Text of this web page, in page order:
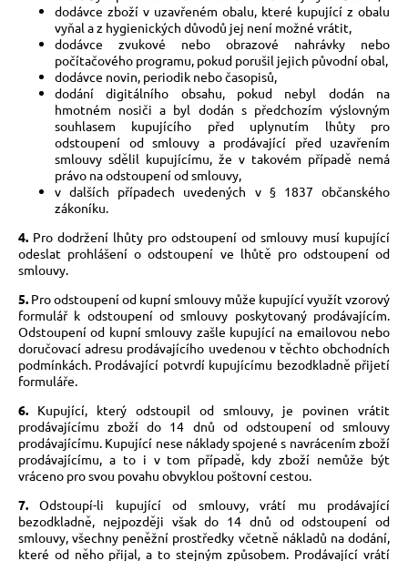
dodávce zboží v uzavřeném obalu, které kupující z obalu
vyňal a z hygienických důvodů jej není možné vrátit,
dodávce zvukové nebo obrazové nahrávky nebo
počítačového programu, pokud porušil jejich původní obal,
dodávce novin, periodik nebo časopisů,
dodání digitálního obsahu, pokud nebyl dodán na
hmotném nosiči a byl dodán s předchozím výslovným
souhlasem kupujícího před uplynutím lhůty pro
odstoupení od smlouvy a prodávající před uzavřením
smlouvy sdělil kupujícímu, že v takovém případě nemá
právo na odstoupení od smlouvy,
v dalších případech uvedených v § 1837 občanského
zákoníku.
4. Pro dodržení lhůty pro odstoupení od smlouvy musí kupující
odeslat prohlášení o odstoupení ve lhůtě pro odstoupení od
smlouvy.
5. Pro odstoupení od kupní smlouvy může kupující využít vzorový
formulář k odstoupení od smlouvy poskytovaný prodávajícím.
Odstoupení od kupní smlouvy zašle kupující na emailovou nebo
doručovací adresu prodávajícího uvedenou v těchto obchodních
podmínkách. Prodávající potvrdí kupujícímu bezodkladně přijetí
formuláře.
6. Kupující, který odstoupil od smlouvy, je povinen vrátit
prodávajícímu zboží do 14 dnů od odstoupení od smlouvy
prodávajícímu. Kupující nese náklady spojené s navrácením zboží
prodávajícímu, a to i v tom případě, kdy zboží nemůže být
vráceno pro svou povahu obvyklou poštovní cestou.
7. Odstoupí-li kupující od smlouvy, vrátí mu prodávající
bezodkladně, nejpozději však do 14 dnů od odstoupení od
smlouvy, všechny peněžní prostředky včetně nákladů na dodání,
které od něho přijal, a to stejným způsobem. Prodávající vrátí